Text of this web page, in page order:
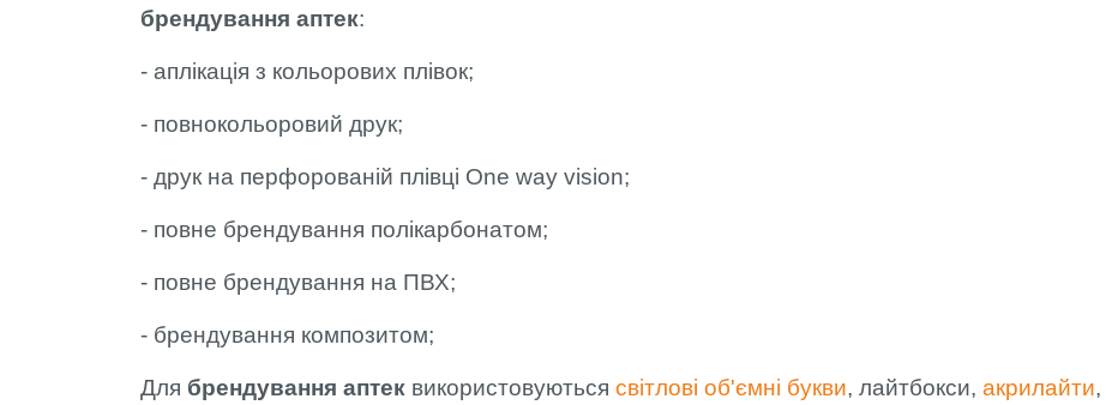
брендування аптек:
- аплікація з кольорових плівок;
- повнокольоровий друк;
- друк на перфорованій плівці One way vision;
- повне брендування полікарбонатом;
- повне брендування на ПВХ;
- брендування композитом;
Для брендування аптек використовуються світлові об'ємні букви, лайтбокси, акрилайти,